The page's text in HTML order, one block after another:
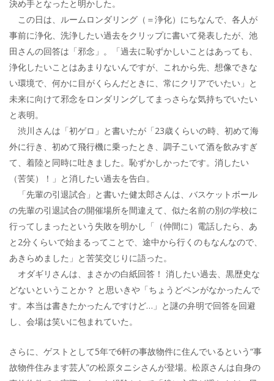
決め手となったと明かした。
この日は、ルームロンダリング（＝浄化）にちなんで、各人が
事前に浄化、洗浄したい過去をクリップに書いて発表したが、池
田さんの回答は「邪念」。「過去に恥ずかしいことはあっても、
浄化したいことはあまりないんですが、これから先、想像できな
い環境で、何かに目がくらんだときに、常にクリアでいたい」と
未来に向けて邪念をロンダリングしてまっさらな気持ちでいたい
と表明。
渋川さんは「初ゲロ」と書いたが「23歳くらいの時、初めて海
外に行き、初めて飛行機に乗ったとき、調子こいて酒を飲みすぎ
て、着陸と同時に吐きました。恥ずかしかったです。消したい
（苦笑）！」と消したい過去を告白。
「先輩の引退試合」と書いた健太郎さんは、バスケットボール
の先輩の引退試合の開催場所を間違えて、似た名前の別の学校に
行ってしまったという失敗を明かし「（仲間に）電話したら、あ
と2分くらいで始まるってことで、途中から行くのもなんなので、
あきらめました」と苦笑交じりに語った。
オダギリさんは、まさかの白紙回答！ 消したい過去、黒歴史な
どないということか？ と思いきや「ちょうどペンがなかったんで
す。本当は書きたかったんですけど…」と謎の弁明で回答を回避
し、会場は笑いに包まれていた。
さらに、ゲストとして5年で6軒の事故物件に住んでいるという“事
故物件住みます芸人”の松原タニシさんが登場。松原さんは自身の